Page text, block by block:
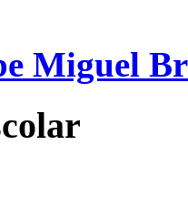
Miguel